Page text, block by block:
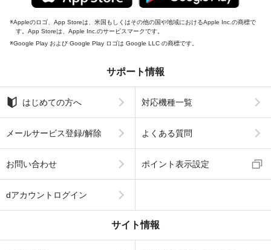
Appleのロゴ、App Storeは、米国もしくはその他の国や地域におけるApple Inc.の商標で
す。App Storeは、Apple Inc.のサービスマークです。
Google Play および Google Play ロゴは Google LLC の商標です。
サポート情報
はじめての方へ 対応機種一覧
メールサービス登録/解除 よくある質問
お問い合わせ ポイント表示設定
dアカウントログイン
サイト情報